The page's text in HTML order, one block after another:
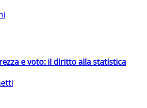
e voto: il diritto alla statistica